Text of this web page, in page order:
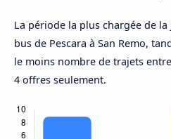
La période la plus chargée de
bus de Pescara à San Remo,
le moins nombre de trajets
4 offres seulement.